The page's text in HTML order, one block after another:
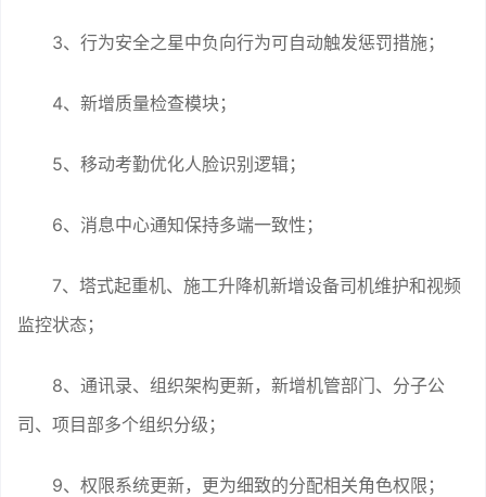
3、行为安全之星中负向行为可自动触发惩罚措施；
4、新增质量检查模块；
5、移动考勤优化人脸识别逻辑；
6、消息中心通知保持多端一致性；
7、塔式起重机、施工升降机新增设备司机维护和视频
监控状态；
8、通讯录、组织架构更新，新增机管部门、分子公
司、项目部多个组织分级；
9、权限系统更新，更为细致的分配相关角色权限；